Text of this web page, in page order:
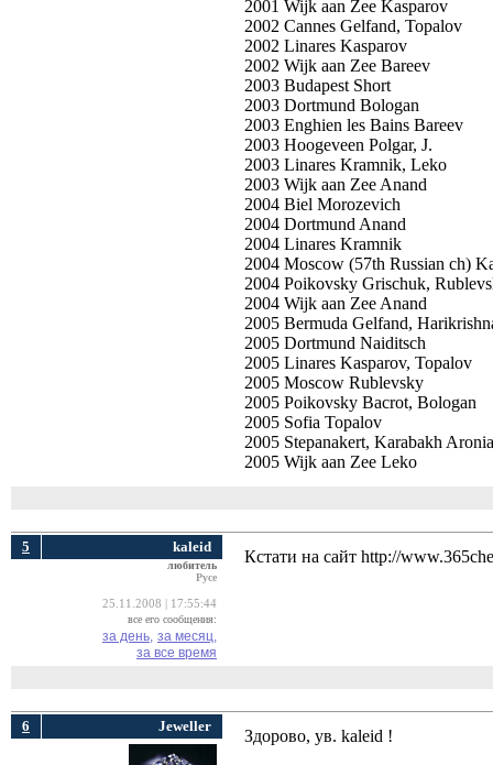
2001 Wijk aan Zee Kasparov
2002 Cannes Gelfand, Topalov
2002 Linares Kasparov
2002 Wijk aan Zee Bareev
2003 Budapest Short
2003 Dortmund Bologan
2003 Enghien les Bains Bareev
2003 Hoogeveen Polgar, J.
2003 Linares Kramnik, Leko
2003 Wijk aan Zee Anand
2004 Biel Morozevich
2004 Dortmund Anand
2004 Linares Kramnik
2004 Moscow (57th Russian ch)
2004 Poikovsky Grischuk,
2004 Wijk aan Zee Anand
2005 Bermuda Gelfand,
2005 Dortmund Naiditsch
2005 Linares Kasparov, Topalov
2005 Moscow Rublevsky
2005 Poikovsky Bacrot, Bologan
2005 Sofia Topalov
2005 Stepanakert, Karabakh
2005 Wijk aan Zee Leko
5 kaleid
любитель
Русе
25.11.2008 | 17:55:44
все его сообщения:
за день, за месяц,
за все время
Кстати на сайт http://
6 Jeweller
Здорово, ув. kaleid !